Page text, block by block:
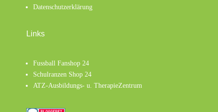
Datenschutzerklärung
Links
Fussball Fanshop 24
Schulranzen Shop 24
ATZ-Ausbildungs- u. TherapieZentrum